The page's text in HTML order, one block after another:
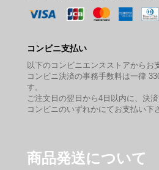
コンビニ支払い
以下のコンビニエンスストアからお
コンビニ決済の事務手数料は一律
す。
ご注文日の翌日から4日以内に、決
コンビニのいずれかにてお支払い下
商品発送について